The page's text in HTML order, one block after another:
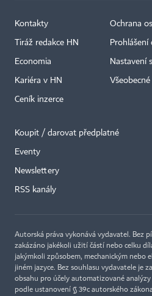
Kontakty
Tiráž redakce HN
Economia
Kariéra v HN
Ceník inzerce
Ochrana
Prohlášení
Nastavení
Koupit / darovat předplatné
Eventy
Newslettery
RSS kanály
Autorská práva vykonává vydavatel. Bez
zakázáno jakékoli užití částí nebo celku
jakýmkoli způsobem, mechanickým nebo
jiném jazyce. Bez souhlasu vydavatele je
obsahu pro účely automatizované
podle ustanovení § 39c autorského